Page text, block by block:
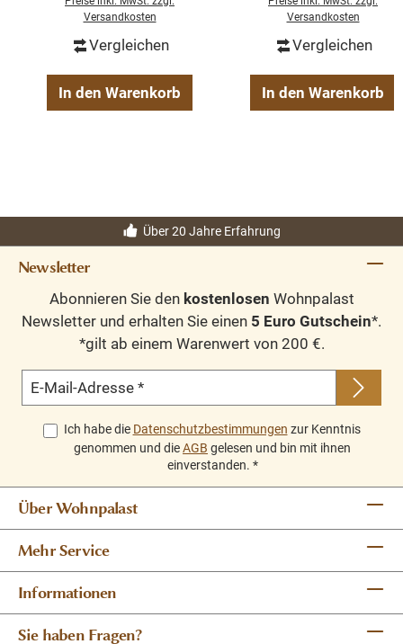
Versandkosten
Vergleichen
In den Warenkorb
Versandkosten
Vergleichen
In den Warenkorb
Über 20 Jahre Erfahrung
Newsletter
Abonnieren Sie den kostenlosen Wohnpalast
Newsletter und erhalten Sie einen 5 Euro Gutschein*.
*gilt ab einem Warenwert von 200 €.
E-Mail-Adresse *
Ich habe die Datenschutzbestimmungen zur Kenntnis
genommen und dieAGB gelesen und bin mit ihnen
einverstanden. *
Über Wohnpalast
Mehr Service
Informationen
Sie haben Fragen?